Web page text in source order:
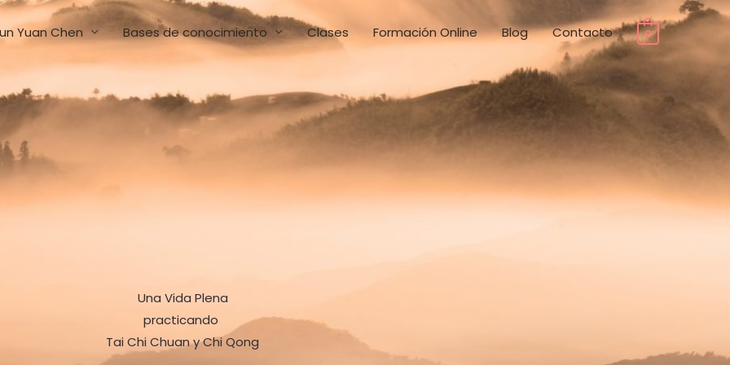
Yuan Chen Bases de conocimiento Clases Formación Online Blog Contacto 0
Una Vida Plena
practicando
Tai Chi Chuan y Chi Qong